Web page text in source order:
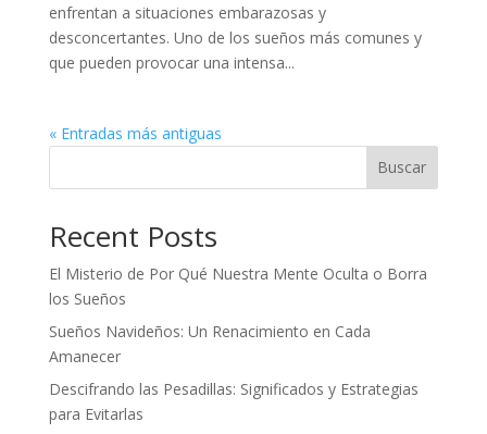
enfrentan a situaciones embarazosas y
desconcertantes. Uno de los sueños más comunes y
que pueden provocar una intensa...
« Entradas más antiguas
Buscar
Recent Posts
El Misterio de Por Qué Nuestra Mente Oculta o Borra
los Sueños
Sueños Navideños: Un Renacimiento en Cada
Amanecer
Descifrando las Pesadillas: Significados y Estrategias
para Evitarlas